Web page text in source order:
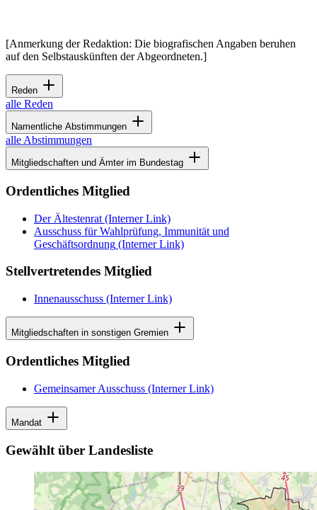
[Anmerkung der Redaktion: Die biografischen Angaben beruhen
auf den Selbstauskünften der Abgeordneten.]
Reden
alle Reden
Namentliche Abstimmungen
alle Abstimmungen
Mitgliedschaften und Ämter im Bundestag
Ordentliches Mitglied
Der Ältestenrat (Interner Link)
Ausschuss für Wahlprüfung, Immunität und
Geschäftsordnung (Interner Link)
Stellvertretendes Mitglied
Innenausschuss (Interner Link)
Mitgliedschaften in sonstigen Gremien
Ordentliches Mitglied
Gemeinsamer Ausschuss (Interner Link)
Mandat
Gewählt über Landesliste